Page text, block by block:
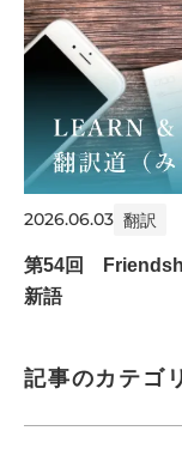
2026.06.03 翻訳
第54回
新語
記事のカテゴリ